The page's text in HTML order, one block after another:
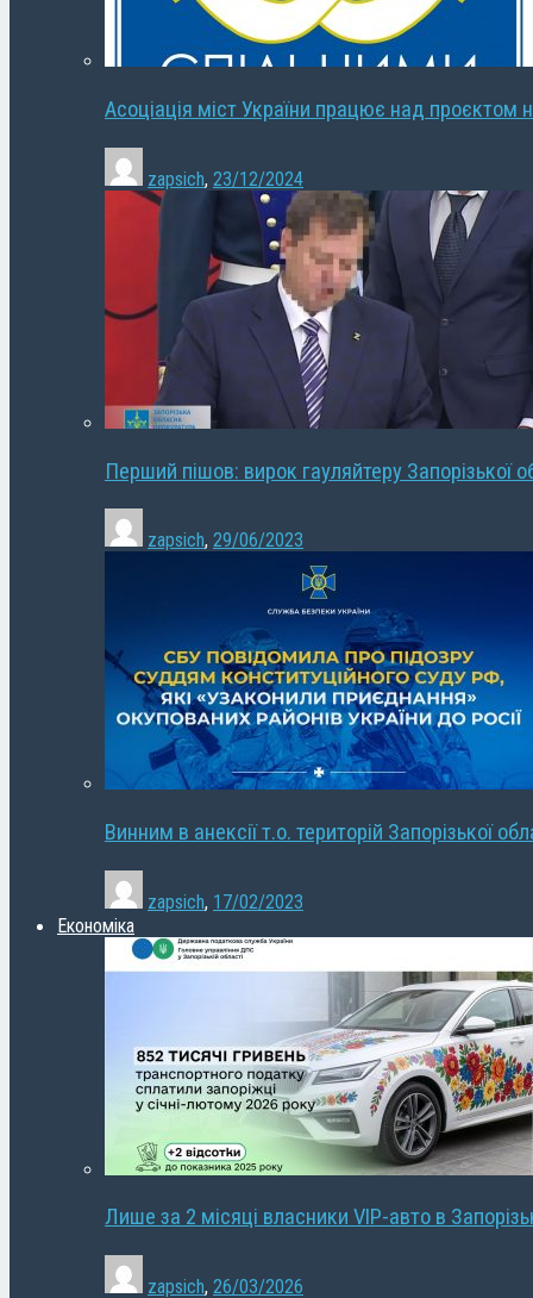
Асоціація міст України працює над проєктом
zapsich, 23/12/2024
Перший пішов: вирок гауляйтеру Запорізької
zapsich, 29/06/2023
Винним в анексії т.о. територій Запорізької
zapsich, 17/02/2023
Економіка
Лише за 2 місяці власники VIP-авто в
zapsich, 26/03/2026